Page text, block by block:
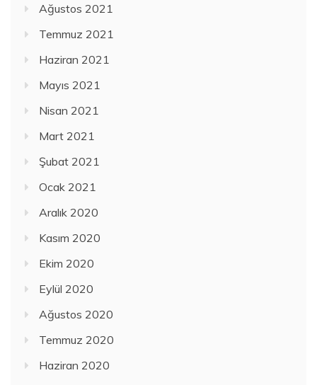
Ağustos 2021
Temmuz 2021
Haziran 2021
Mayıs 2021
Nisan 2021
Mart 2021
Şubat 2021
Ocak 2021
Aralık 2020
Kasım 2020
Ekim 2020
Eylül 2020
Ağustos 2020
Temmuz 2020
Haziran 2020